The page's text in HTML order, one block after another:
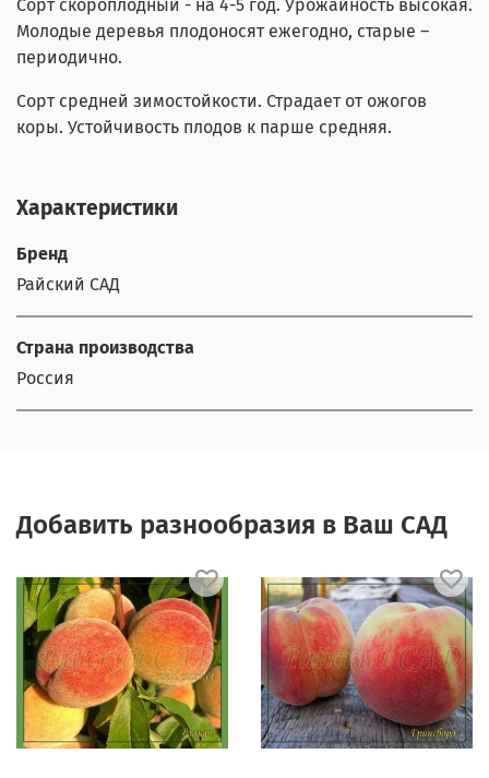
Сорт скороплодный - на 4-5 год. Урожайность высокая.
Молодые деревья плодоносят ежегодно, старые –
периодично.
Сорт средней зимостойкости. Страдает от ожогов
коры. Устойчивость плодов к парше средняя.
Характеристики
Бренд
Райский САД
Страна производства
Россия
Добавить разнообразия в Ваш САД